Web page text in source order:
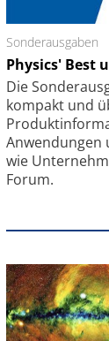
Sonderausgaben
Physics' Best
Die
kompakt und
Anwendungen
wie
Forum.